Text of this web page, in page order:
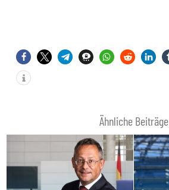
Ähnliche Beiträge